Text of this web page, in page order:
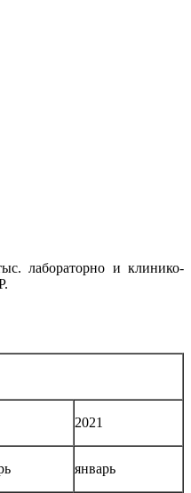
лабораторно и клинико-
2021
январь